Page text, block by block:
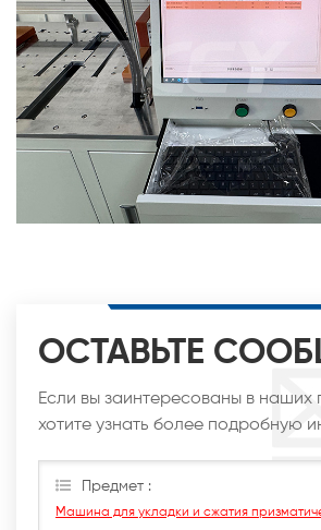
ОСТАВЬТЕ
Если вы заинтересованы в наших
хотите узнать более подробную
только сможем.
Предмет :
Машина для укладки и сжатия